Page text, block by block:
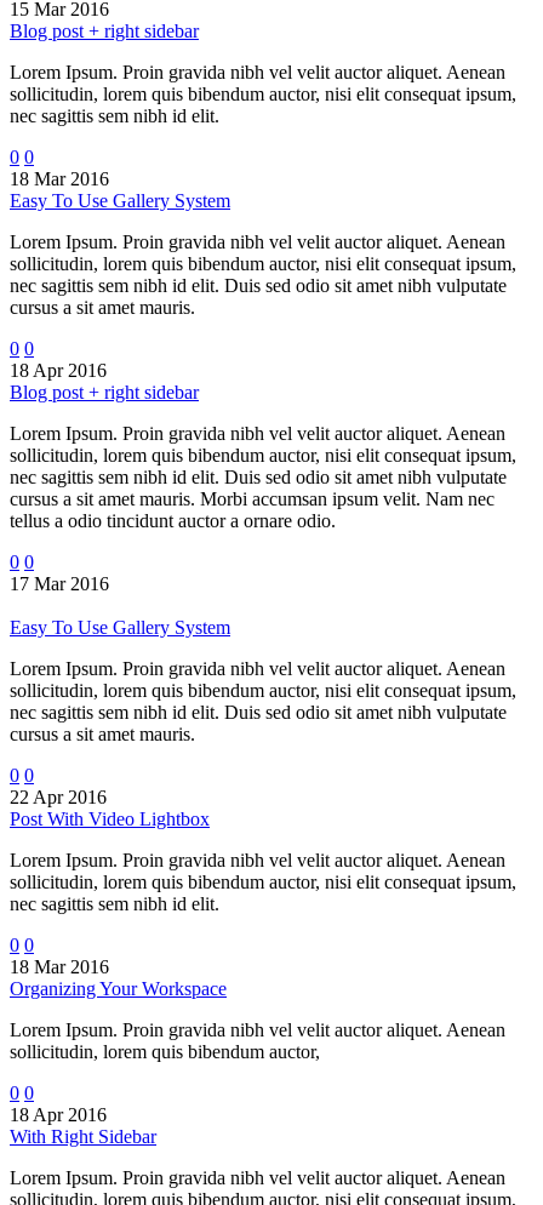
15 Mar 2016
Blog post + right sidebar
Lorem Ipsum. Proin gravida nibh vel velit auctor aliquet. Aenean
sollicitudin, lorem quis bibendum auctor, nisi elit consequat ipsum,
nec sagittis sem nibh id elit.
0 0
18 Mar 2016
Easy To Use Gallery System
Lorem Ipsum. Proin gravida nibh vel velit auctor aliquet. Aenean
sollicitudin, lorem quis bibendum auctor, nisi elit consequat ipsum,
nec sagittis sem nibh id elit. Duis sed odio sit amet nibh vulputate
cursus a sit amet mauris.
0 0
18 Apr 2016
Blog post + right sidebar
Lorem Ipsum. Proin gravida nibh vel velit auctor aliquet. Aenean
sollicitudin, lorem quis bibendum auctor, nisi elit consequat ipsum,
nec sagittis sem nibh id elit. Duis sed odio sit amet nibh vulputate
cursus a sit amet mauris. Morbi accumsan ipsum velit. Nam nec
tellus a odio tincidunt auctor a ornare odio.
0 0
17 Mar 2016
Easy To Use Gallery System
Lorem Ipsum. Proin gravida nibh vel velit auctor aliquet. Aenean
sollicitudin, lorem quis bibendum auctor, nisi elit consequat ipsum,
nec sagittis sem nibh id elit. Duis sed odio sit amet nibh vulputate
cursus a sit amet mauris.
0 0
22 Apr 2016
Post With Video Lightbox
Lorem Ipsum. Proin gravida nibh vel velit auctor aliquet. Aenean
sollicitudin, lorem quis bibendum auctor, nisi elit consequat ipsum,
nec sagittis sem nibh id elit.
0 0
18 Mar 2016
Organizing Your Workspace
Lorem Ipsum. Proin gravida nibh vel velit auctor aliquet. Aenean
sollicitudin, lorem quis bibendum auctor,
0 0
18 Apr 2016
With Right Sidebar
Lorem Ipsum. Proin gravida nibh vel velit auctor aliquet. Aenean
sollicitudin, lorem quis bibendum auctor, nisi elit consequat ipsum,